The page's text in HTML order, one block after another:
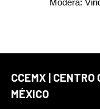
Modera:
CCEMX |
MÉXICO